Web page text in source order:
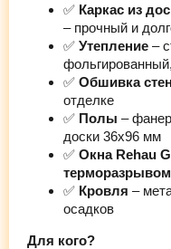
✅ Каркас из
– прочный и
✅ Утепление –
✅ Обшивка
отделке
✅ Полы –
доски 36х96 мм
✅ Окна Rehau
терморазрывом
✅ Кровля –
осадков
Для кого?